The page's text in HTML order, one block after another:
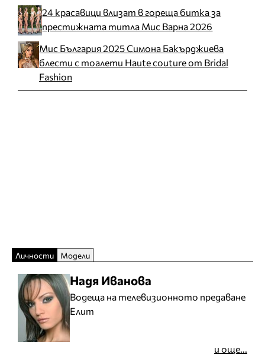
24 красавици влизат в гореща битка за
престижната титла Мис Варна 2026
Мис България 2025 Симона Бакърджиева
блести с тоалети Haute couture от Bridal
Fashion
Личности Модели
Надя Иванова
Водеща на телевизионното предаване
Елит
и още...